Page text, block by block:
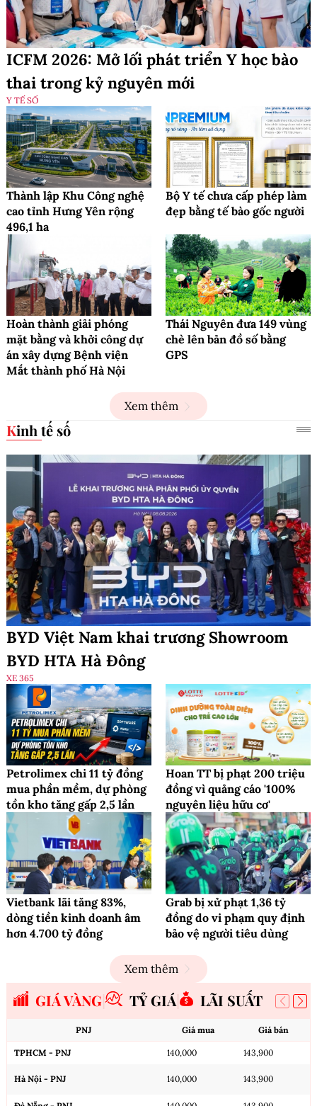
ICFM 2026: Mở lối phát triển Y học bào
thai trong kỷ nguyên mới
Y TẾ SỐ
Thành lập Khu Công nghệ
cao tỉnh Hưng Yên rộng
496,1 ha
Bộ Y tế chưa cấp phép làm
đẹp bằng tế bào gốc người
Hoàn thành giải phóng
mặt bằng và khởi công dự
án xây dựng Bệnh viện
Mắt thành phố Hà Nội
Thái Nguyên đưa 149 vùng
chè lên bản đồ số bằng
GPS
Xem thêm
Kinh tế số
BYD Việt Nam khai trương Showroom
BYD HTA Hà Đông
XE 365
Petrolimex chi 11 tỷ đồng
mua phần mềm, dự phòng
tồn kho tăng gấp 2,5 lần
Hoan TT bị phạt 200 triệu
đồng vì quảng cáo '100%
nguyên liệu hữu cơ'
Vietbank lãi tăng 83%,
dòng tiền kinh doanh âm
hơn 4.700 tỷ đồng
Grab bị xử phạt 1,36 tỷ
đồng do vi phạm quy định
bảo vệ người tiêu dùng
Xem thêm
GIÁ VÀNG TỶ GIÁ LÃI SUẤT
PNJ Giá mua Giá bán
TPHCM - PNJ 140,000 143,900
Hà Nội - PNJ 140,000 143,900